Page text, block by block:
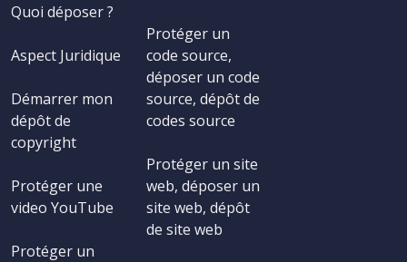
Quoi déposer ?
Aspect Juridique
Démarrer mon
dépôt de
copyright
Protéger une
video YouTube
Protéger un
Protéger un
code source,
déposer un code
source, dépôt de
codes source
Protéger un site
web, déposer un
site web, dépôt
de site web